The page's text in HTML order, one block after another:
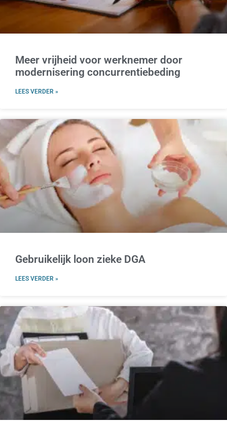
Meer vrijheid voor werknemer door
modernisering concurrentiebeding
LEES VERDER »
Gebruikelijk loon zieke DGA
LEES VERDER »